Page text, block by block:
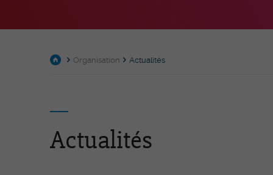
Délégué-e-s et
Organisation Actualités
Actualités